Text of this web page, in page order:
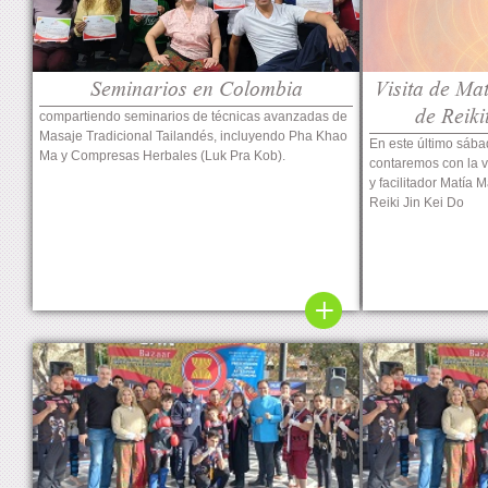
Seminarios en Colombia
compartiendo seminarios de técnicas avanzadas de
Masaje Tradicional Tailandés, incluyendo Pha Khao
Ma y Compresas Herbales (Luk Pra Kob).
Visita de
de
En este último
contaremos con la
y facilitador Matía
Reiki Jin Kei Do